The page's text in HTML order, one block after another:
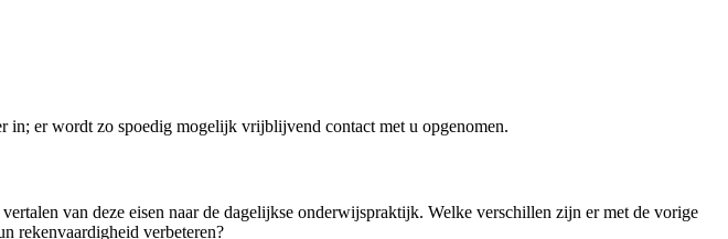
er wordt zo spoedig mogelijk vrijblijvend contact met u opgenomen.
van deze eisen naar de dagelijkse onderwijspraktijk. Welke verschillen zijn er met de vorige
rekenvaardigheid verbeteren?